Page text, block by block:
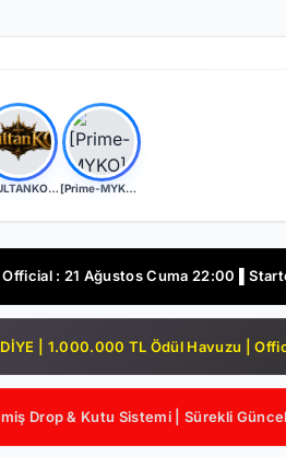
✅ SULTANKO.COM ✅ Yeni Kayıtlara 2 Gün 500x Drop Bonus! ✅⭐ Pk Farm Server Ücretsiz! ⭐ DELTASOFT⭐ [Prime-MYKO] - [New Server The REBORN] - [BETA - 17.07.2026] - [OFFICIAL - 24.07.2026]
: 21 Ağustos Cuma 22:00
| 1.000.000 TL Ödül Havuzu |
Drop & Kutu Sistemi | Sürekli